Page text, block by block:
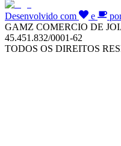
Desenvolvido com e
GAMZ COMERCIO DE
45.451.832/0001-62
TODOS OS DIREITOS